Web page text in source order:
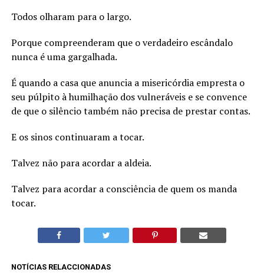
Todos olharam para o largo.
Porque compreenderam que o verdadeiro escândalo
nunca é uma gargalhada.
É quando a casa que anuncia a misericórdia empresta o
seu púlpito à humilhação dos vulneráveis e se convence
de que o silêncio também não precisa de prestar contas.
E os sinos continuaram a tocar.
Talvez não para acordar a aldeia.
Talvez para acordar a consciência de quem os manda
tocar.
NOTÍCIAS RELACCIONADAS